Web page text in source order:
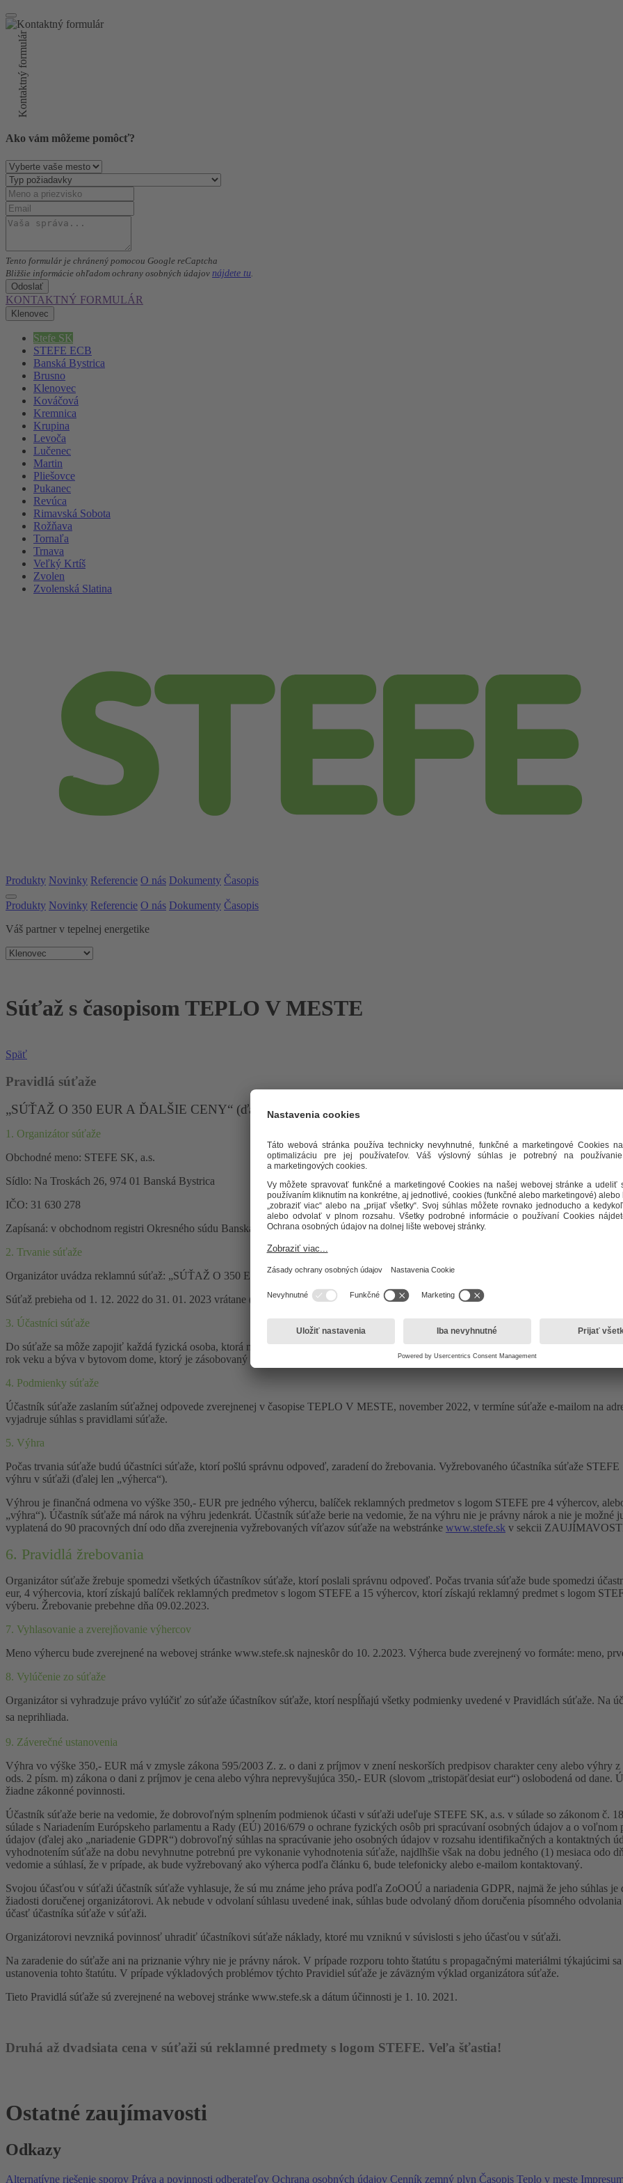
Kontaktný formulár
Ako vám môžeme pomôcť?
Tento formulár je chránený pomocou Google reCaptcha
Bližšie informácie ohľadom ochrany osobných údajov nájdete tu
Odoslať
KONTAKTNÝ FORMULÁR
Klenovec
Stefe SK
STEFE ECB
Banská Bystrica
Brusno
Klenovec
Kováčová
Kremnica
Krupina
Levoča
Lučenec
Martin
Pliešovce
Pukanec
Revúca
Rimavská Sobota
Rožňava
Tornaľa
Trnava
Veľký Krtíš
Zvolen
Zvolenská Slatina
Produkty Novinky Referencie O nás Dokumenty Časopis
Produkty Novinky Referencie O nás Dokumenty Časopis
Váš partner v tepelnej energetike
Súťaž s časopisom TEPLO V MESTE
Späť
Pravidlá súťaže
„SÚŤAŽ O 350 EUR A ĎALŠIE CENY“ (ďalej len „Súťaž“) vyhlásená v časopise TEPLO V MESTE, november
1. Organizátor súťaže
Obchodné meno: STEFE SK, a.s.
Sídlo: Na Troskách 26, 974 01 Banská Bystrica
IČO: 31 630 278
Zapísaná: v obchodnom registri Okresného súdu Banská Bystrica, oddiel: Sa, vložka č. 792/S (ďalej len „Organizátor“)
2. Trvanie súťaže
Organizátor uvádza reklamnú súťaž: „SÚŤAŽ O 350 EUR A ĎALŠIE CENY“ s cieľom osloviť existujúcich a potenciálnych zákazníkov
Súťaž prebieha od 1. 12. 2022 do 31. 01. 2023 vrátane (ďalej len „trvanie súťaže“).
3. Účastníci súťaže
Do súťaže sa môže zapojiť každá fyzická osoba, ktorá má trvalý alebo prechodný pobyt na území Slovenskej republiky, je plne spôsobilá
rok veku a býva v bytovom dome, ktorý je zásobovaný teplom spoločnosti skupiny STEFE (ďalej len „účastník súťaže“).
4. Podmienky súťaže
Účastník súťaže zaslaním súťažnej odpovede zverejnenej v časopise TEPLO V MESTE, november 2022, v termíne súťaže e-mailom na
vyjadruje súhlas s pravidlami súťaže.
5. Výhra
Počas trvania súťaže budú účastníci súťaže, ktorí pošlú správnu odpoveď, zaradení do žrebovania. Vyžrebovaného účastníka súťaže
výhru v súťaži (ďalej len „výherca“).
Výhrou je finančná odmena vo výške 350,- EUR pre jedného výhercu, balíček reklamných predmetov s logom STEFE pre 4 výhercov,
„výhra“). Účastník súťaže má nárok na výhru jedenkrát. Účastník súťaže berie na vedomie, že na výhru nie je právny nárok a nie je
vyplatená do 90 pracovných dní odo dňa zverejnenia vyžrebovaných víťazov súťaže na webstránke www.stefe.sk v sekcii
6. Pravidlá žrebovania
Organizátor súťaže žrebuje spomedzi všetkých účastníkov súťaže, ktorí poslali správnu odpoveď. Počas trvania súťaže bude spomedzi
eur, 4 výhercovia, ktorí získajú balíček reklamných predmetov s logom STEFE a 15 výhercov, ktorí získajú reklamný predmet s logom
výberu. Žrebovanie prebehne dňa 09.02.2023.
7. Vyhlasovanie a zverejňovanie výhercov
Meno výhercu bude zverejnené na webovej stránke www.stefe.sk najneskôr do 10. 2.2023. Výherca bude zverejnený vo formáte: meno,
8. Vylúčenie zo súťaže
Organizátor si vyhradzuje právo vylúčiť zo súťaže účastníkov súťaže, ktorí nespĺňajú všetky podmienky uvedené v Pravidlách súťaže. Na
sa neprihliada.
9. Záverečné ustanovenia
Výhra vo výške 350,- EUR má v zmysle zákona 595/2003 Z. z. o dani z príjmov v znení neskorších predpisov charakter ceny alebo výhry
ods. 2 písm. m) zákona o dani z príjmov je cena alebo výhra neprevyšujúca 350,- EUR (slovom „tristopäťdesiat eur“) oslobodená od
žiadne zákonné povinnosti.
Účastník súťaže berie na vedomie, že dobrovoľným splnením podmienok účasti v súťaži udeľuje STEFE SK, a.s. v súlade so zákonom č.
súlade s Nariadením Európskeho parlamentu a Rady (EÚ) 2016/679 o ochrane fyzických osôb pri spracúvaní osobných údajov a o
údajov (ďalej ako „nariadenie GDPR“) dobrovoľný súhlas na spracúvanie jeho osobných údajov v rozsahu identifikačných a kontaktných
vyhodnotením súťaže na dobu nevyhnutne potrebnú pre vykonanie vyhodnotenia súťaže, najdlhšie však na dobu jedného (1) mesiaca odo
vedomie a súhlasí, že v prípade, ak bude vyžrebovaný ako výherca podľa článku 6, bude telefonicky alebo e-mailom kontaktovaný.
Svojou účasťou v súťaži účastník súťaže vyhlasuje, že sú mu známe jeho práva podľa ZoOOÚ a nariadenia GDPR, najmä že jeho súhlas
žiadosti doručenej organizátorovi. Ak nebude v odvolaní súhlasu uvedené inak, súhlas bude odvolaný dňom doručenia písomného
účasť účastníka súťaže v súťaži.
Organizátorovi nevzniká povinnosť uhradiť účastníkovi súťaže náklady, ktoré mu vzniknú v súvislosti s jeho účasťou v súťaži.
Na zaradenie do súťaže ani na priznanie výhry nie je právny nárok. V prípade rozporu tohto štatútu s propagačnými materiálmi týkajúcimi
ustanovenia tohto štatútu. V prípade výkladových problémov týchto Pravidiel súťaže je záväzným výklad organizátora súťaže.
Tieto Pravidlá súťaže sú zverejnené na webovej stránke www.stefe.sk a dátum účinnosti je 1. 10. 2021.
Druhá až dvadsiata cena v súťaži sú reklamné predmety s logom STEFE. Veľa šťastia!
Ostatné zaujímavosti
Odkazy
Alternatívne riešenie sporov Práva a povinnosti odberateľov Ochrana osobných údajov Cenník zemný plyn Časopis Teplo v meste